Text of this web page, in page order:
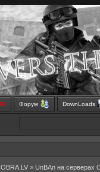
Форум DownLoads
» UnBAn на серверах